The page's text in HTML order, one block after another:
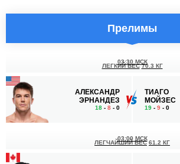
Прелимы
АЛЕКСАНДР
ЭРНАНДЕЗ
18 - 8 - 0
03:30 МСК
ЛЕГКИЙ ВЕС 70.3 КГ
ТИАГО
МОЙЗЕС
19 - 9 - 0
03:00 МСК
ЛЕГЧАЙШИЙ ВЕС 61.2 КГ